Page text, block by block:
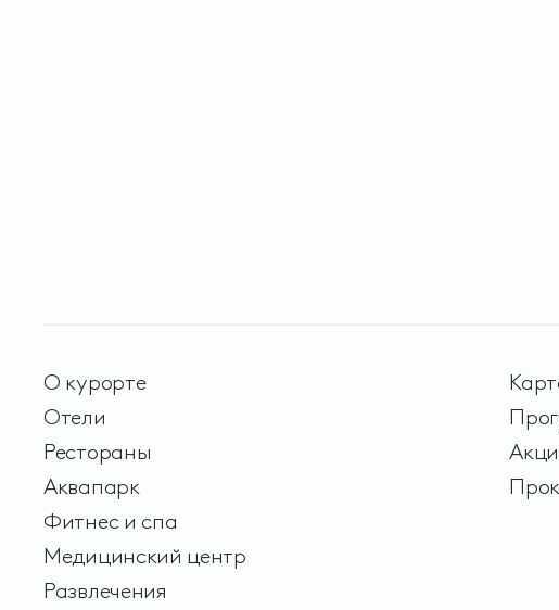
О курорте
Отели
Рестораны
Аквапарк
Фитнес и спа
Медицинский центр
Развлечения